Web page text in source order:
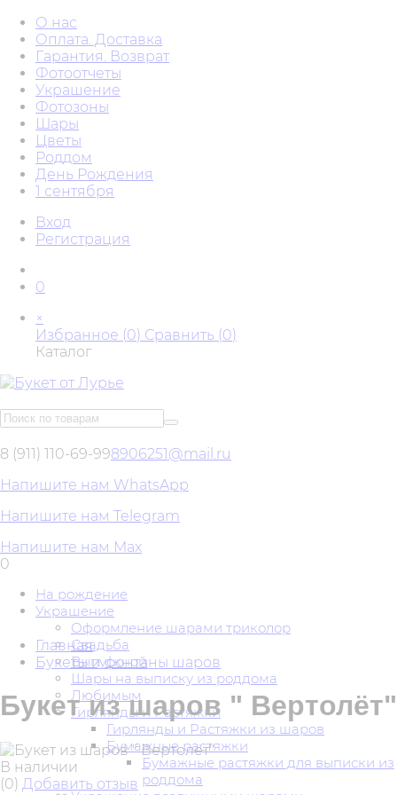
О нас
Оплата. Доставка
Гарантия. Возврат
Фотоотчеты
Украшение
Фотозоны
Шары
Цветы
Роддом
День Рождения
1 сентября
Вход
Регистрация
0
×
Избранное (0) Сравнить (0)
Каталог
8 (911) 110-69-998906251@mail.ru
Напишите нам WhatsApp
Напишите нам Telegram
Напишите нам Max
0
На рождение
Украшение
Оформление шарами триколор
Свадьба
Выпускной
Шары на выписку из роддома
Любимым
Гирлянды и Растяжки
Гирлянды и Растяжки из шаров
Бумажные растяжки
Бумажные растяжки для выписки из
роддома
Главная
Букеты и фонтаны шаров
Букет из шаров " Вертолёт"
В наличии
(0) Добавить отзыв